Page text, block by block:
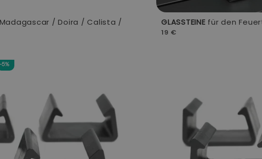
/ Doira / Calista /
GLASSTEINE für den
19 €
-5%